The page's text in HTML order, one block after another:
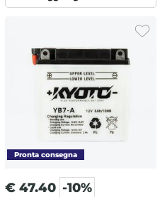
€ 47.40 -10%